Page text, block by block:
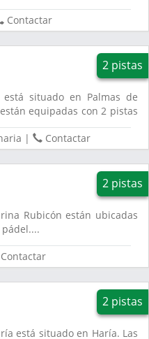
Contactar
2 pistas
situado en Palmas de
equipadas con 2 pistas
| Contactar
2 pistas
Rubicón están ubicadas
Contactar
2 pistas
está situado en Haría. Las